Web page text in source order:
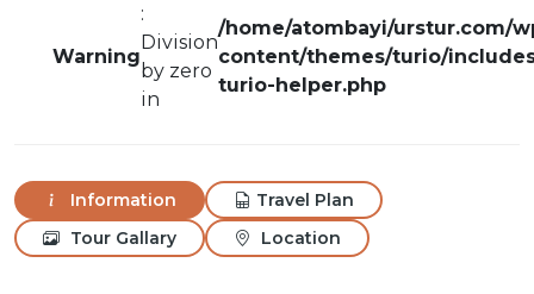
Warning
:
Division
by zero
in
/home/atombayi/urstur.com/
content/themes/turio/
turio-helper.php
Information
Travel Plan
Tour Gallary
Location